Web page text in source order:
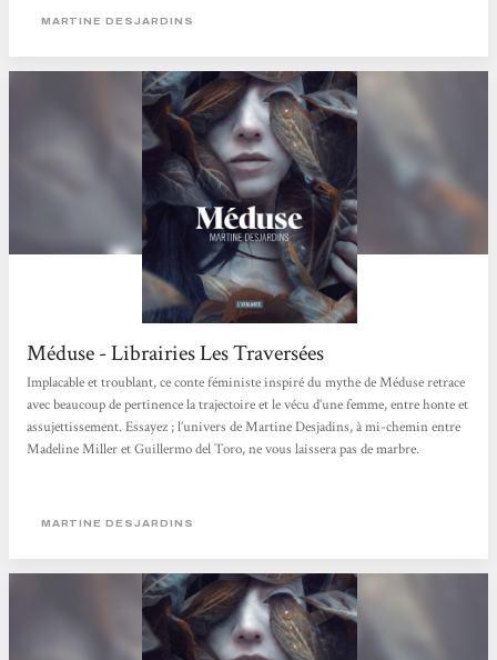
MARTINE DESJARDINS
Méduse - Librairies Les Traversées
Implacable et troublant, ce conte féministe inspiré du mythe de Méduse retrace
avec beaucoup de pertinence la trajectoire et le vécu d’une femme, entre honte et
assujettissement. Essayez ; l’univers de Martine Desjadins, à mi-chemin entre
Madeline Miller et Guillermo del Toro, ne vous laissera pas de marbre.
MARTINE DESJARDINS